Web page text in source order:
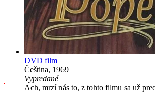
DVD film
Čeština, 1969
Vypredané
Ach, mrzí nás to, z tohto filmu sa už